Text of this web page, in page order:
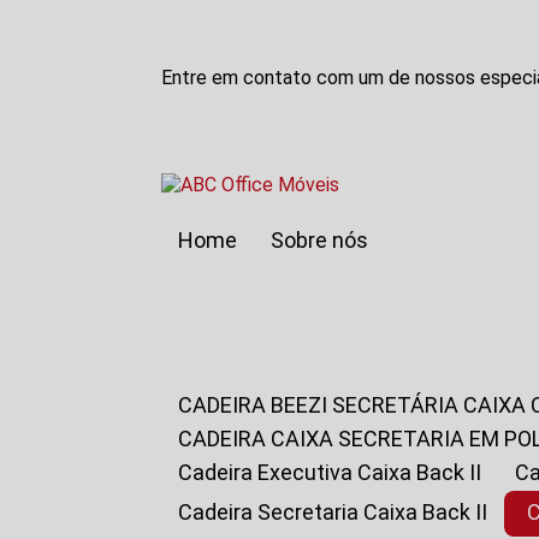
Entre em contato com um de nossos
Home Sobre nós
CADEIRA BEEZI SECRETÁRIA
CADEIRA CAIXA SECRETARIA EM
Cadeira Executiva Caixa Back II
Cadeira Secretaria Caixa Back II